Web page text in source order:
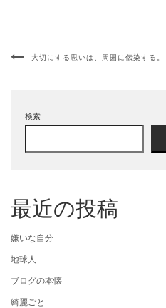
大切にする思いは、周囲に伝染する。
検索
最近の投稿
嫌いな自分
地球人
ブログの本懐
綺麗ごと